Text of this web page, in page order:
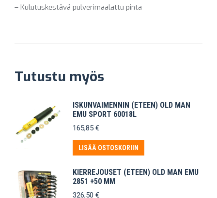
– Kulutuskestävä pulverimaalattu pinta
Tutustu myös
ISKUNVAIMENNIN (ETEEN) OLD MAN
EMU SPORT 60018L
165,85 €
LISÄÄ OSTOSKORIIN
KIERREJOUSET (ETEEN) OLD MAN EMU
2851 +50 MM
326,50 €